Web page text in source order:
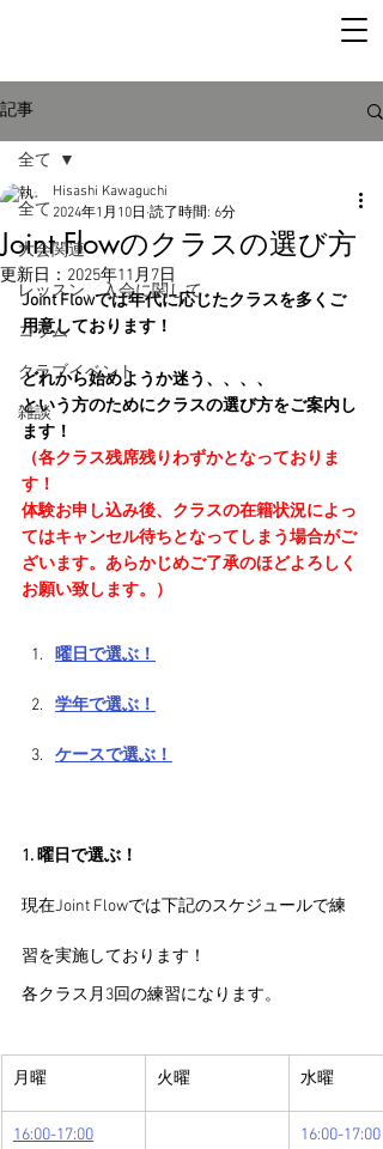
記事
全て
大会関連
レッスン、入会に関して
コラム
クラブイベント
雑談
全て
Joint Flowのクラスの選び方
Hisashi Kawaguchi
2024年1月10日 読了時間: 6分
更新日： 2025年11月7日
Joint Flowでは年代に応じたクラスを多くご
用意しております！
どれから始めようか迷う、、、、
という方のためにクラスの選び方をご案内し
ます！
（各クラス残席残りわずかとなっておりま
す！
体験お申し込み後、クラスの在籍状況によっ
てはキャンセル待ちとなってしまう場合がご
ざいます。あらかじめご了承のほどよろしく
お願い致します。）
曜日で選ぶ！
学年で選ぶ！
ケースで選ぶ！
1. 曜日で選ぶ！
現在Joint Flowでは下記のスケジュールで練
習を実施しております！
各クラス月3回の練習になります。
月曜 火曜 水曜
16:00-17:00
16:00-17:00